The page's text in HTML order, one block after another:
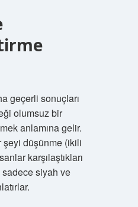
geçerli sonuçları
olumsuz bir
anlamına gelir.
düşünme (ikili
karşılaştıkları
sadece siyah ve